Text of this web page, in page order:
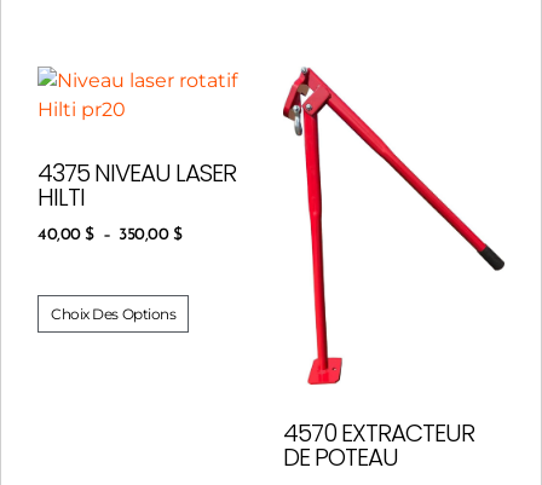
4375 NIVEAU LASER
HILTI
40,00$ – 350,00 $
Choix Des Options
4570 EXTRACTEUR
DE POTEAU